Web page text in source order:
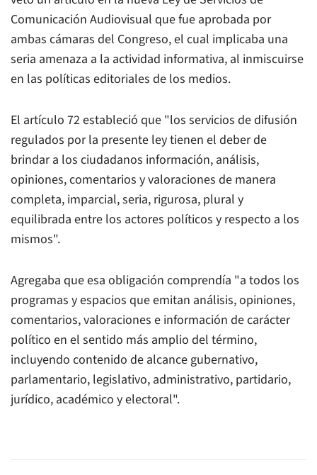
Comunicación Audiovisual que fue aprobada por
ambas cámaras del Congreso, el cual implicaba una
seria amenaza a la actividad informativa, al inmiscuirse
en las políticas editoriales de los medios.
El artículo 72 estableció que "los servicios de difusión
regulados por la presente ley tienen el deber de
brindar a los ciudadanos información, análisis,
opiniones, comentarios y valoraciones de manera
completa, imparcial, seria, rigurosa, plural y
equilibrada entre los actores políticos y respecto a los
mismos".
Agregaba que esa obligación comprendía "a todos los
programas y espacios que emitan análisis, opiniones,
comentarios, valoraciones e información de carácter
político en el sentido más amplio del término,
incluyendo contenido de alcance gubernativo,
parlamentario, legislativo, administrativo, partidario,
jurídico, académico y electoral".